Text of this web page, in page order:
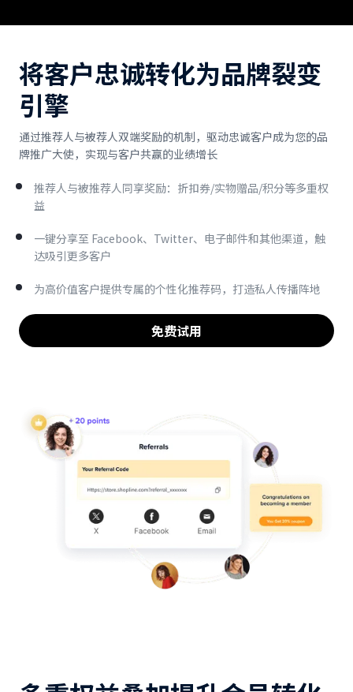
将客户忠诚转化为品牌裂变
引擎
通过推荐人与被荐人双端奖励的机制，驱动忠诚客户成为您的品
牌推广大使，实现与客户共赢的业绩增长
推荐人与被推荐人同享奖励：折扣券/实物赠品/积分等多重权
益
一键分享至 Facebook、Twitter、电子邮件和其他渠道，触
达吸引更多客户
为高价值客户提供专属的个性化推荐码，打造私人传播阵地
免费试用